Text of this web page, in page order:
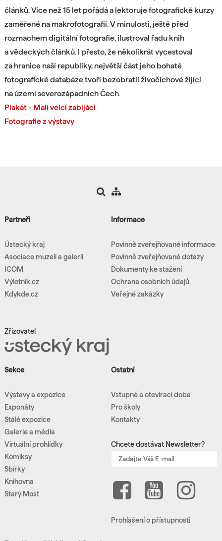
článků. Více než 15 let pořádá a lektoruje fotografické kurzy
zaměřené na makrofotografii. V minulosti, ještě před
rozmachem digitální fotografie, ilustroval řadu knih
a vědeckých článků. I přesto, že několikrát vycestoval
za hranice naší republiky, největší část jeho bohaté
fotografické databáze tvoří bezobratlí živočichové žijící
na území severozápadních Čech.
Plakát - Malí velcí zabijáci
Fotografie z výstavy
Partneři
Ústecký kraj
Asociace muzeií a galerií
ICOM
Výletník.cz
Kdykde.cz
Zřizovatel
Informace
Povinně zveřejňované informace
Povinně zveřejňované dotazy
Dokumenty ke stažení
Ochrana osobních údajů
Veřejné zakázky
Sekce
Výstavy a expozice
Exponáty
Stálé expozice
Galerie a média
Virtuální prohlídky
Komiksy
Sbírky
Knihovna
Starý Most
Ostatní
Vstupné a otevírací doba
Pro školy
Kontakty
Chcete dostávat Newsletter?
Prohlášení o přístupnosti